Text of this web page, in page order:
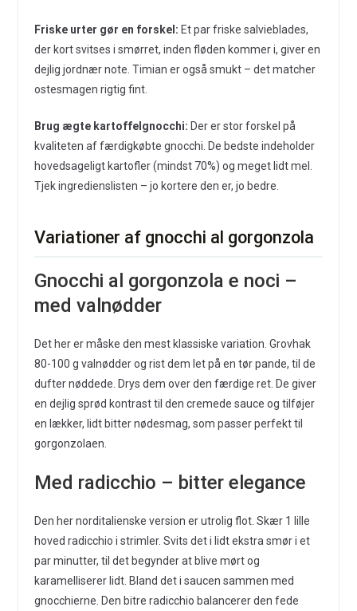
Friske urter gør en forskel: Et par friske salvieblades,
der kort svitses i smørret, inden fløden kommer i, giver en
dejlig jordnær note. Timian er også smukt – det matcher
ostesmagen rigtig fint.
Brug ægte kartoffelgnocchi: Der er stor forskel på
kvaliteten af færdigkøbte gnocchi. De bedste indeholder
hovedsageligt kartofler (mindst 70%) og meget lidt mel.
Tjek ingredienslisten – jo kortere den er, jo bedre.
Variationer af gnocchi al gorgonzola
Gnocchi al gorgonzola e noci –
med valnødder
Det her er måske den mest klassiske variation. Grovhak
80-100 g valnødder og rist dem let på en tør pande, til de
dufter nøddede. Drys dem over den færdige ret. De giver
en dejlig sprød kontrast til den cremede sauce og tilføjer
en lækker, lidt bitter nødesmag, som passer perfekt til
gorgonzolaen.
Med radicchio – bitter elegance
Den her norditalienske version er utrolig flot. Skær 1 lille
hoved radicchio i strimler. Svits det i lidt ekstra smør i et
par minutter, til det begynder at blive mørt og
karamelliserer lidt. Bland det i saucen sammen med
gnocchierne. Den bitre radicchio balancerer den fede